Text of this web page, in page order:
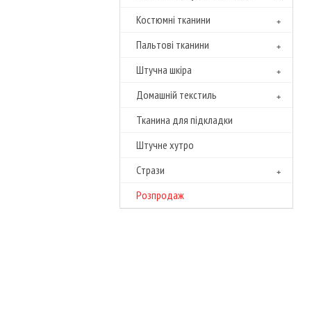
Костюмні тканини
Пальтові тканини
Штучна шкіра
Домашній текстиль
Тканина для підкладки
Штучне хутро
Cтрази
Розпродаж